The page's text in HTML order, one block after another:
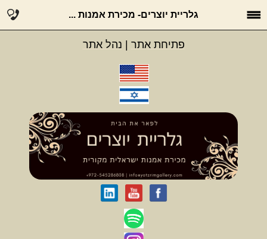
גלריית יוצרים- מכירת אמנות ...
פתיחת אתר נהל אתר